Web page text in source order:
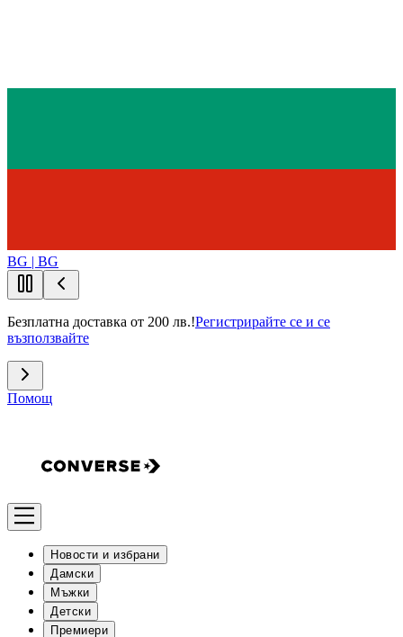
BG | BG
Безплатна доставка от 200 лв.!Регистрирайте се и се
възползвайте
Помощ
Новости и избрани
Дамски
Мъжки
Детски
Премиери